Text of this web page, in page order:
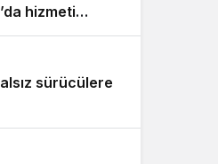
hizmeti
sürücülere